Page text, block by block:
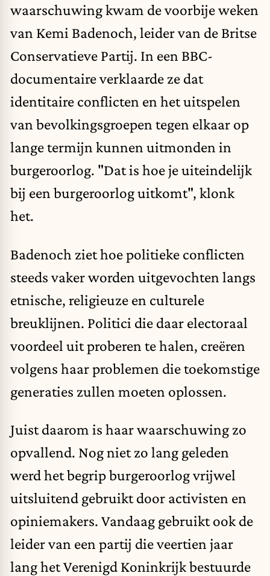
waarschuwing kwam de voorbije weken
van Kemi Badenoch, leider van de Britse
Conservatieve Partij. In een BBC-
documentaire verklaarde ze dat
identitaire conflicten en het uitspelen
van bevolkingsgroepen tegen elkaar op
lange termijn kunnen uitmonden in
burgeroorlog. "Dat is hoe je uiteindelijk
bij een burgeroorlog uitkomt", klonk
het.
Badenoch ziet hoe politieke conflicten
steeds vaker worden uitgevochten langs
etnische, religieuze en culturele
breuklijnen. Politici die daar electoraal
voordeel uit proberen te halen, creëren
volgens haar problemen die toekomstige
generaties zullen moeten oplossen.
Juist daarom is haar waarschuwing zo
opvallend. Nog niet zo lang geleden
werd het begrip burgeroorlog vrijwel
uitsluitend gebruikt door activisten en
opiniemakers. Vandaag gebruikt ook de
leider van een partij die veertien jaar
lang het Verenigd Koninkrijk bestuurde